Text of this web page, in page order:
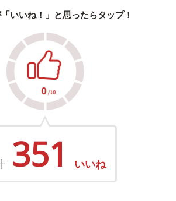
いいね！」と思ったらタップ！
351 いいね